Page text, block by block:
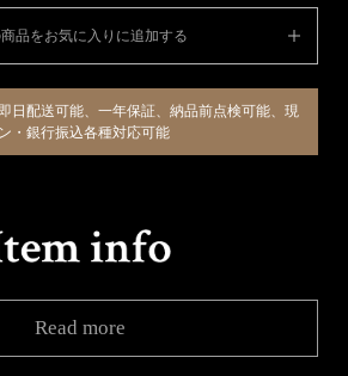
品をお気に入りに追加する
日配送可能、一年保証、納品前点検可能、現
・銀行振込各種対応可能
Read more